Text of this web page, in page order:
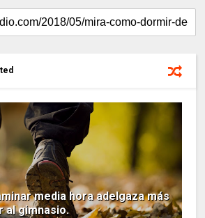
media hora adelgaza más
al gimnasio.